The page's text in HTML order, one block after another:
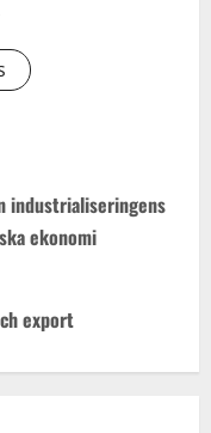
industrialiseringens
ekonomi
export